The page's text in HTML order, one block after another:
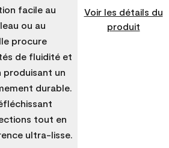
facile au
ou au
procure
de fluidité et
produisant un
durable.
tout en
ultra-lisse.
Voir les détails du
produit